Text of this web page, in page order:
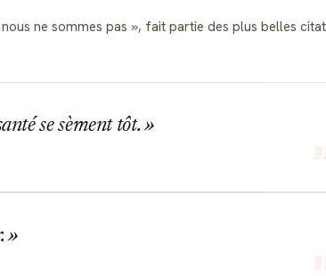
ne sommes pas
, fait partie des plus belles
se sèment tôt.